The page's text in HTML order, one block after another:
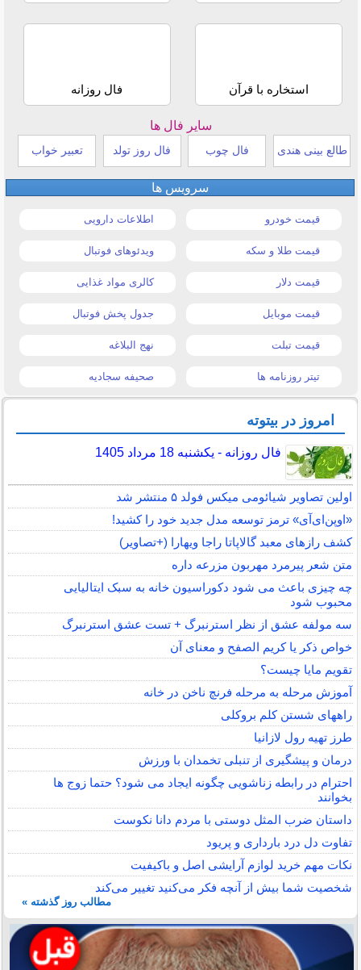
استخاره با قرآن فال روزانه
سایر فال ها
طالع بینی هندی فال چوب فال روز تولد تعبیر خواب
سرویس ها
قیمت خودرو اطلاعات دارویی
قیمت طلا و سکه ویدئوهای فوتبال
قیمت دلار کالری مواد غذایی
قیمت موبایل جدول پخش فوتبال
قیمت تبلت نهج البلاغه
تیتر روزنامه ها صحیفه سجادیه
امروز در بیتوته
فال روزانه - یکشنبه 18 مرداد 1405
اولین تصاویر شیائومی میکس فولد ۵ منتشر شد
«اوپن‌ای‌آی» ترمز توسعه مدل جدید خود را کشید!
کشف رازهای معبد گالاپاتا راجا ویهارا (+تصاویر)
متن شعر پیرمرد مهربون مزرعه داره
چه چیزی باعث می شود دکوراسیون خانه به سبک ایتالیایی
محبوب شود
سه مولفه عشق از نظر استرنبرگ + تست عشق استرنبرگ
خواص ذکر یا کریم الصفح و معنای آن
تقویم مایا چیست؟
آموزش مرحله به مرحله فرنچ ناخن در خانه
راههای شستن کلم بروکلی
طرز تهیه رول لازانیا
درمان و پیشگیری از تنبلی تخمدان با ورزش
احترام در رابطه زناشویی چگونه ایجاد می شود؟ حتما زوج ها
بخوانند
داستان ضرب المثل دوستی با مردم دانا نكوست
تفاوت دل درد بارداری و پریود
نکات مهم خرید لوازم آرایشی اصل و باکیفیت
شخصیت شما بیش از آنچه فکر می‌کنید تغییر می‌کند
مطالب روز گذشته »